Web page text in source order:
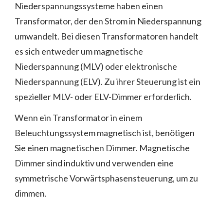
Niederspannungssysteme haben einen
Transformator, der den Strom in Niederspannung
umwandelt. Bei diesen Transformatoren handelt
es sich entweder um magnetische
Niederspannung (MLV) oder elektronische
Niederspannung (ELV). Zu ihrer Steuerung ist ein
spezieller MLV- oder ELV-Dimmer erforderlich.
Wenn ein Transformator in einem
Beleuchtungssystem magnetisch ist, benötigen
Sie einen magnetischen Dimmer. Magnetische
Dimmer sind induktiv und verwenden eine
symmetrische Vorwärtsphasensteuerung, um zu
dimmen.